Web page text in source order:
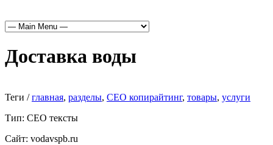
Доставка воды
Теги / главная, разделы, СЕО копирайтинг, товары, услуги
Тип: СЕО тексты
Сайт: vodavspb.ru